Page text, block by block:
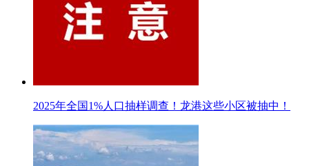
2025年全国1%人口抽样调查！龙港这些小区被抽中！